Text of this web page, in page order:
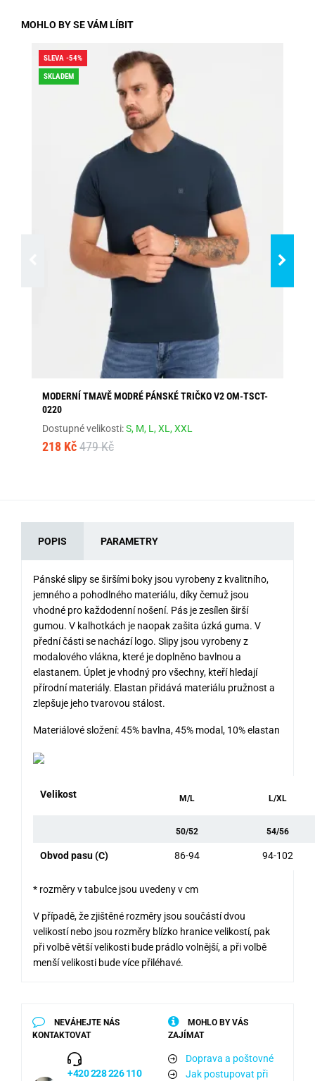
MOHLO BY SE VÁM LÍBIT
SLEVA -54%
SKLADEM
MODERNÍ TMAVĚ MODRÉ PÁNSKÉ TRIČKO V2 OM-TSCT-
0220
Dostupné velikosti:S, M, L,XL,XXL
218 Kč 479 Kč
POPIS PARAMETRY
Pánské slipy se širšími boky jsou vyrobeny z kvalitního,
jemného a pohodlného materiálu, díky čemuž jsou
vhodné pro každodenní nošení. Pás je zesílen širší
gumou. V kalhotkách je naopak zašita úzká guma. V
přední části se nachází logo. Slipy jsou vyrobeny z
modalového vlákna, které je doplněno bavlnou a
elastanem. Úplet je vhodný pro všechny, kteří hledají
přírodní materiály. Elastan přidává materiálu pružnost a
zlepšuje jeho tvarovou stálost.
Materiálové složení: 45% bavlna, 45% modal, 10% elastan
Velikost M/L L/XL
50/52 54/56
Obvod pasu (C) 86-94 94-102
* rozměry v tabulce jsou uvedeny v cm
V případě, že zjištěné rozměry jsou součástí dvou
velikostí nebo jsou rozměry blízko hranice velikostí, pak
při volbě větší velikosti bude prádlo volnější, a při volbě
menší velikosti bude více přiléhavé.
NEVÁHEJTE NÁS
KONTAKTOVAT
+420 228 226 110
MOHLO BY VÁS
ZAJÍMAT
Doprava a poštovné
Jak postupovat při